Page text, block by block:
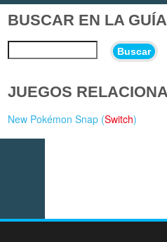
BUSCAR EN LA GUÍA
Buscar
JUEGOS
New Pokémon Snap (Switch)